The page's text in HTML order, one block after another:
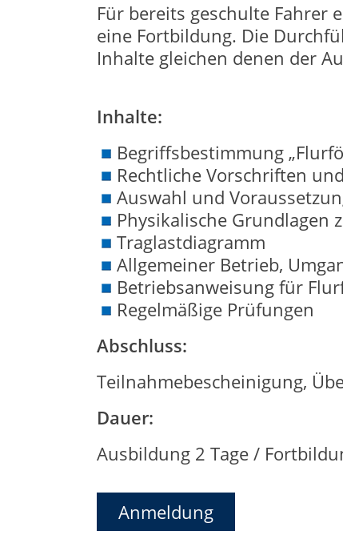
Für bereits geschulte Fahrer
eine Fortbildung. Die
Inhalte gleichen denen der
Inhalte:
Begriffsbestimmung
Rechtliche Vorschriften
Auswahl und
Physikalische Grundlagen
Traglastdiagramm
Allgemeiner Betrieb,
Betriebsanweisung für
Regelmäßige Prüfungen
Abschluss:
Teilnahmebescheinigung,
Dauer:
Ausbildung 2 Tage /
Anmeldung